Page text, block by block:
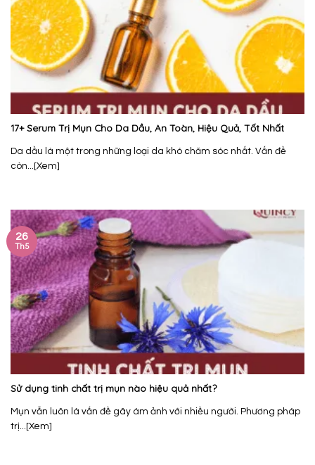
17+ Serum Trị Mụn Cho Da Dầu, An Toàn, Hiệu Quả, Tốt Nhất
Da dầu là một trong những loại da khó chăm sóc nhất. Vấn đề
còn...[Xem]
Sử dụng tinh chất trị mụn nào hiệu quả nhất?
Mụn vẫn luôn là vấn đề gây ám ảnh với nhiều người. Phương pháp
trị...[Xem]
26
Th5